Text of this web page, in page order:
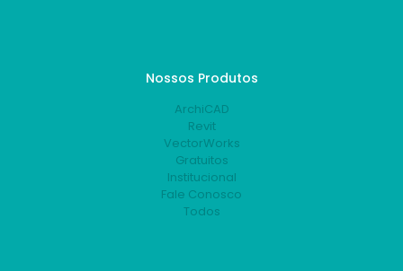
Nossos Produtos
ArchiCAD
Revit
VectorWorks
Gratuitos
Institucional
Fale Conosco
Todos